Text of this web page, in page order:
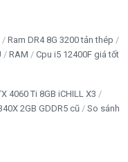
bỉ
Dell Inspiron
Ram DR4 8G 3200 tản thép
RAM Cpu i5 12400F giá tốt
4060 Ti 8GB iCHILL X3
2GB GDDR5 cũ
So sánh